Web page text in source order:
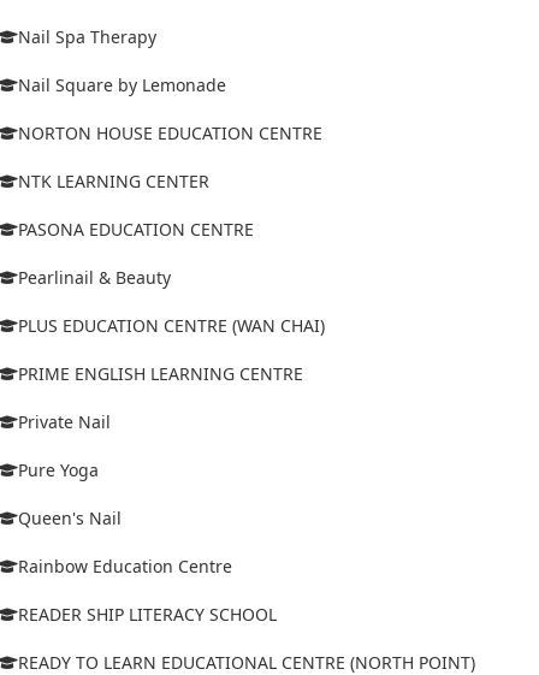
Nail Spa Therapy
Nail Square by Lemonade
NORTON HOUSE EDUCATION CENTRE
NTK LEARNING CENTER
PASONA EDUCATION CENTRE
Pearlinail & Beauty
PLUS EDUCATION CENTRE (WAN CHAI)
PRIME ENGLISH LEARNING CENTRE
Private Nail
Pure Yoga
Queen's Nail
Rainbow Education Centre
READER SHIP LITERACY SCHOOL
READY TO LEARN EDUCATIONAL CENTRE (NORTH POINT)